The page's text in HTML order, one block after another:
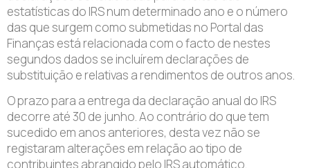
estatísticas do IRS num determinado ano e o número
das que surgem como submetidas no Portal das
Finanças está relacionada com o facto de nestes
segundos dados se incluírem declarações de
substituição e relativas a rendimentos de outros anos.
O prazo para a entrega da declaração anual do IRS
decorre até 30 de junho. Ao contrário do que tem
sucedido em anos anteriores, desta vez não se
registaram alterações em relação ao tipo de
contribuintes abrangido pelo IRS automático.